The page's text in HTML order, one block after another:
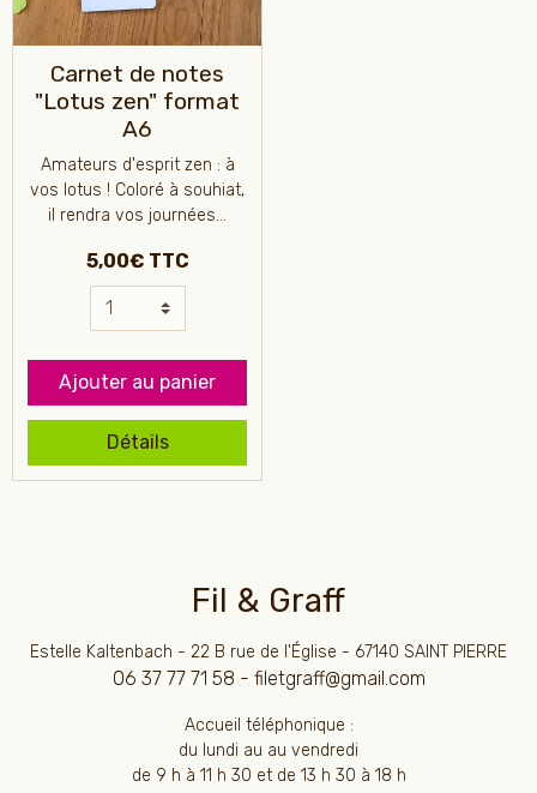
Carnet de notes
"Lotus zen" format
A6
Amateurs d'esprit zen : à
vos lotus ! Coloré à souhiat,
il rendra vos journées...
5,00€ TTC
Ajouter au panier
Détails
Fil & Graff
Estelle Kaltenbach - 22 B rue de l'Église - 67140 SAINT PIERRE
06 37 77 71 58 - filetgraff@gmail.com
Accueil téléphonique :
du lundi au au vendredi
de 9 h à 11 h 30 et de 13 h 30 à 18 h